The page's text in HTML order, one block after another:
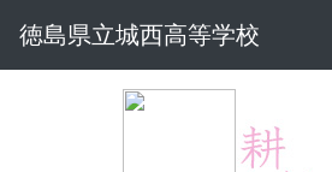
徳島県立城西高等学校